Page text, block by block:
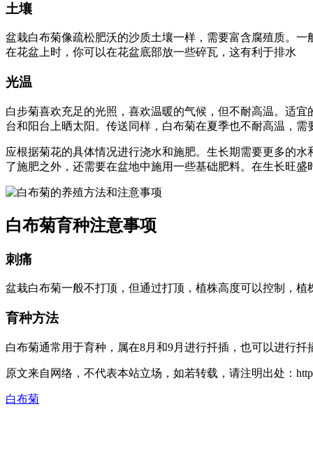
土壤
盆栽白布菊像疏松肥沃的沙质土壤一样，需要富含腐殖质。
在花盆上时，你可以在花盆底部放一些碎瓦，这有利于排水
光温
白步菊喜欢充足的光照，喜欢温暖的气候，但不耐高温。适
台和阳台上晒太阳。传送同样，白布菊在夏季也不耐高温，
应根据菊花的具体情况进行浇水和施肥。生长期需要更多的
了施肥之外，还需要在盆地中施用一些基础肥料。在生长旺
白布菊育种注意事项
刺痛
盆栽白布菊一般不打顶，但通过打顶，植株高度可以控制，植
育种方法
白布菊通常用于育种，属在8月和9月进行扦插，也可以进行扦
原文来自网络，不代表本站立场，如若转载，请注明出处：
白布菊